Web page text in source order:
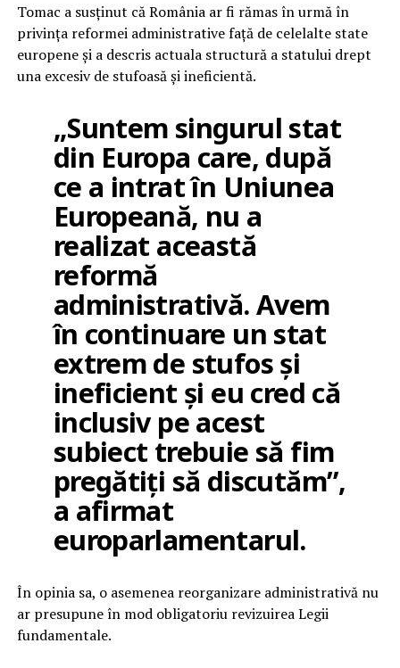
Tomac a susținut că România ar fi rămas în urmă în
privința reformei administrative față de celelalte state
europene și a descris actuala structură a statului drept
una excesiv de stufoasă și ineficientă.
„Suntem singurul stat
din Europa care, după
ce a intrat în Uniunea
Europeană, nu a
realizat această
reformă
administrativă. Avem
în continuare un stat
extrem de stufos și
ineficient și eu cred că
inclusiv pe acest
subiect trebuie să fim
pregătiți să discutăm”,
a afirmat
europarlamentarul.
În opinia sa, o asemenea reorganizare administrativă nu
ar presupune în mod obligatoriu revizuirea Legii
fundamentale.